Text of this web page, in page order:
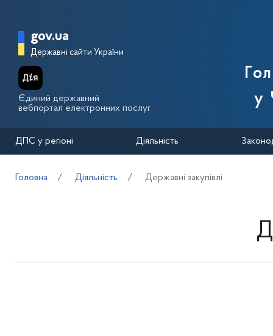
Головна сторінка Державної
gov.ua
Державні сайти України
Єдиний державний
вебпортал електронних послуг
у
ДПС у регіоні Діяльність
Головна Діяльність Державні закупівлі